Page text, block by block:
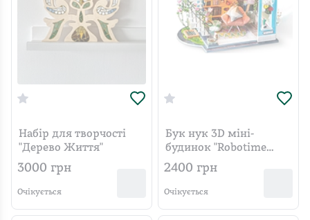
Набір для творчості
"Дерево Життя"
3000 грн
Очікується
Бук нук 3D міні-
будинок "Robotime
Rolife Dora's Loft DG12"
2400 грн
Очікується